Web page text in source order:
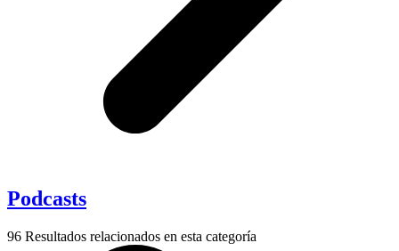
Podcasts
96 Resultados relacionados en esta categoría